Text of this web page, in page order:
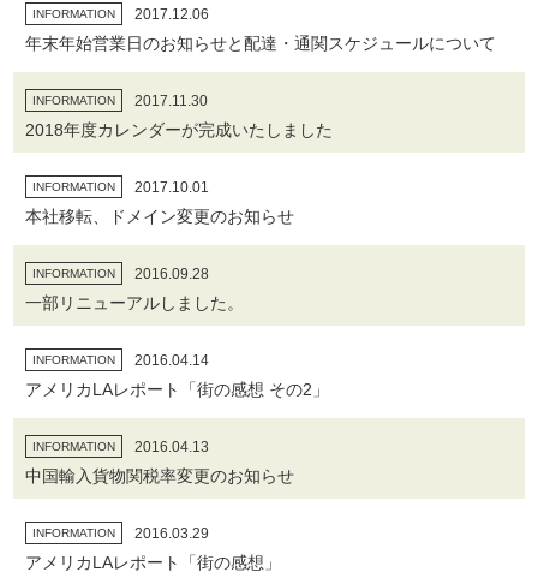
INFORMATION 2017.12.06
年末年始営業日のお知らせと配達・通関スケジュールについて
INFORMATION 2017.11.30
2018年度カレンダーが完成いたしました
INFORMATION 2017.10.01
本社移転、ドメイン変更のお知らせ
INFORMATION 2016.09.28
一部リニューアルしました。
INFORMATION 2016.04.14
アメリカLAレポート「街の感想 その2」
INFORMATION 2016.04.13
中国輸入貨物関税率変更のお知らせ
INFORMATION 2016.03.29
アメリカLAレポート「街の感想」